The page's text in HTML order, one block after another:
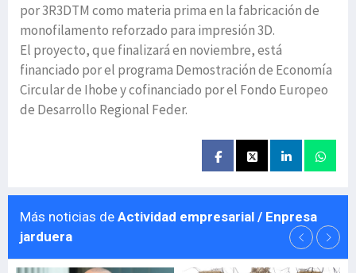
por 3R3DTM como materia prima en la fabricación de
monofilamento reforzado para impresión 3D.
El proyecto, que finalizará en noviembre, está
financiado por el programa Demostración de Economía
Circular de Ihobe y cofinanciado por el Fondo Europeo
de Desarrollo Regional Feder.
Más noticias de Actividad empresarial / Enpresa
jarduera